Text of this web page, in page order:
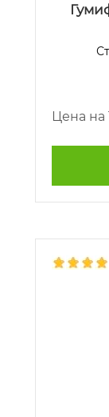
Цена на